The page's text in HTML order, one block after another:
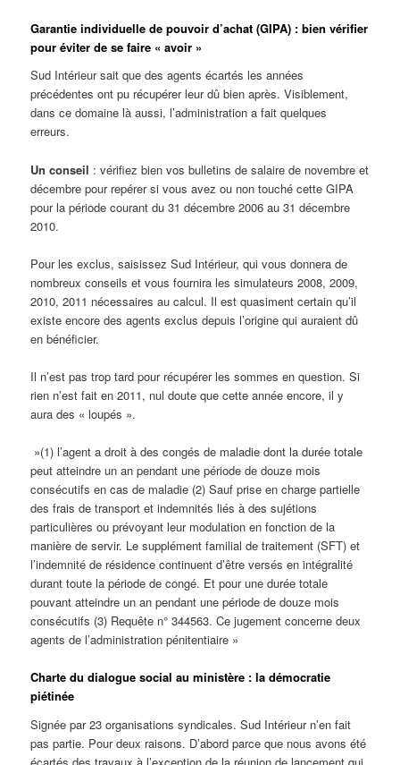
Garantie individuelle de pouvoir d’achat (GIPA) : bien vérifier
pour éviter de se faire « avoir »
Sud Intérieur sait que des agents écartés les années
précédentes ont pu récupérer leur dû bien après. Visiblement,
dans ce domaine là aussi, l’administration a fait quelques
erreurs.
Un conseil : vérifiez bien vos bulletins de salaire de novembre et
décembre pour repérer si vous avez ou non touché cette GIPA
pour la période courant du 31 décembre 2006 au 31 décembre
2010.
Pour les exclus, saisissez Sud Intérieur, qui vous donnera de
nombreux conseils et vous fournira les simulateurs 2008, 2009,
2010, 2011 nécessaires au calcul. Il est quasiment certain qu’il
existe encore des agents exclus depuis l’origine qui auraient dû
en bénéficier.
Il n’est pas trop tard pour récupérer les sommes en question. Si
rien n’est fait en 2011, nul doute que cette année encore, il y
aura des « loupés ».
»(1) l’agent a droit à des congés de maladie dont la durée totale
peut atteindre un an pendant une période de douze mois
consécutifs en cas de maladie (2) Sauf prise en charge partielle
des frais de transport et indemnités liés à des sujétions
particulières ou prévoyant leur modulation en fonction de la
manière de servir. Le supplément familial de traitement (SFT) et
l’indemnité de résidence continuent d’être versés en intégralité
durant toute la période de congé. Et pour une durée totale
pouvant atteindre un an pendant une période de douze mois
consécutifs (3) Requête n° 344563. Ce jugement concerne deux
agents de l’administration pénitentiaire »
Charte du dialogue social au ministère : la démocratie
piétinée
Signée par 23 organisations syndicales. Sud Intérieur n’en fait
pas partie. Pour deux raisons. D’abord parce que nous avons été
écartés des travaux à l’exception de la réunion de lancement qui